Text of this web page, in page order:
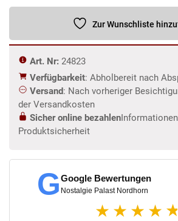
Zur Wunschliste
Art. Nr: 24823
Verfügbarkeit: Abholbereit nach
Versand: Nach vorheriger
der Versandkosten
Sicher online bezahlen
Produktsicherheit
GGoogle Bewertungen
Nostalgie Palast Nordhorn
★★★★ ★